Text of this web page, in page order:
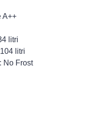
A++
litri
litri
No Frost